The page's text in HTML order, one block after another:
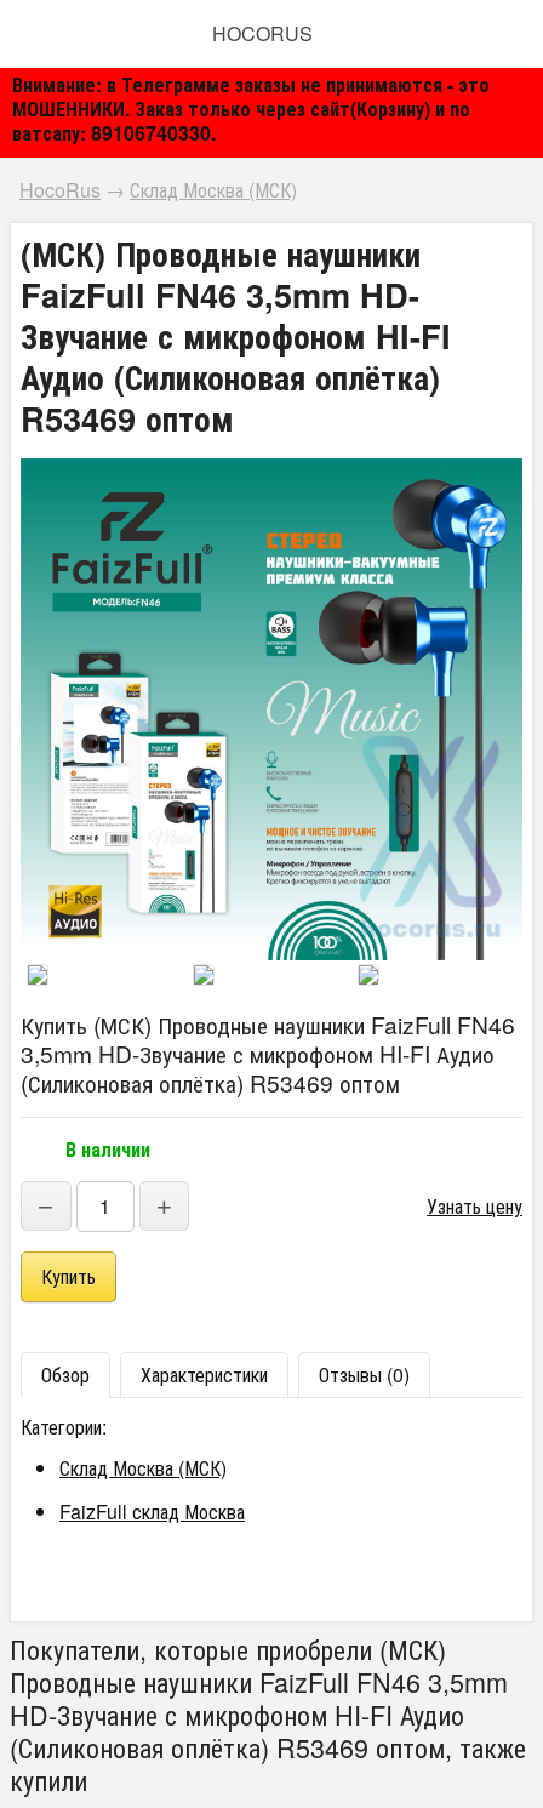
Внимание: в Телеграмме заказы не принимаются - это
МОШЕННИКИ. Заказ только через сайт(Корзину) и по
ватсапу: 89106740330.
HOCORUS
HocoRus → Склад Москва (МСК)
(МСК) Проводные наушники
FaizFull FN46 3,5mm HD-
Звучание с микрофоном HI-FI
Аудио (Силиконовая оплётка)
R53469 оптом
Купить (МСК) Проводные наушники FaizFull FN46
3,5mm HD-Звучание с микрофоном HI-FI Аудио
(Силиконовая оплётка) R53469 оптом
В наличии
− + Узнать цену
Обзор Характеристики
Отзывы (0)
Категории:
Склад Москва (МСК)
FaizFull склад Москва
Покупатели, которые приобрели (МСК)
Проводные наушники FaizFull FN46 3,5mm
HD-Звучание с микрофоном HI-FI Аудио
(Силиконовая оплётка) R53469 оптом, также
купили